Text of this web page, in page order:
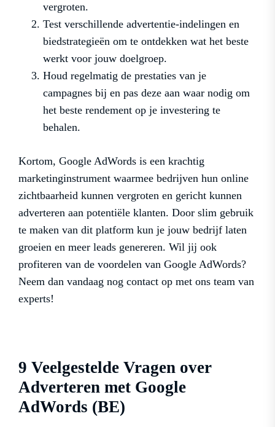
vergroten.
Test verschillende advertentie-indelingen en
biedstrategieën om te ontdekken wat het beste
werkt voor jouw doelgroep.
Houd regelmatig de prestaties van je
campagnes bij en pas deze aan waar nodig om
het beste rendement op je investering te
behalen.
Kortom, Google AdWords is een krachtig
marketinginstrument waarmee bedrijven hun online
zichtbaarheid kunnen vergroten en gericht kunnen
adverteren aan potentiële klanten. Door slim gebruik
te maken van dit platform kun je jouw bedrijf laten
groeien en meer leads genereren. Wil jij ook
profiteren van de voordelen van Google AdWords?
Neem dan vandaag nog contact op met ons team van
experts!
9 Veelgestelde Vragen over
Adverteren met Google
AdWords (BE)